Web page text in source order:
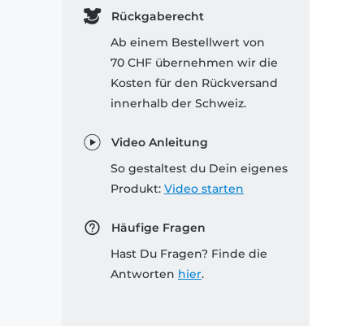
Rückgaberecht
Ab einem Bestellwert von
70 CHF übernehmen wir die
Kosten für den Rückversand
innerhalb der Schweiz.
Video Anleitung
So gestaltest du Dein eigenes
Produkt: Video starten
Häufige Fragen
Hast Du Fragen? Finde die
Antworten hier.